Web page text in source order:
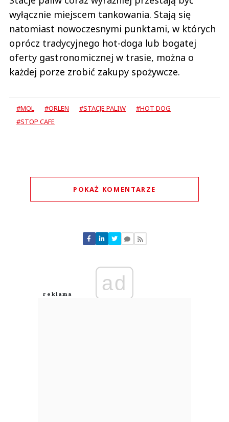
wyłącznie miejscem tankowania. Stają się
natomiast nowoczesnymi punktami, w których
oprócz tradycyjnego hot-doga lub bogatej
oferty gastronomicznej w trasie, można o
każdej porze zrobić zakupy spożywcze.
#MOL #ORLEN #STACJE PALIW
#HOT DOG
#STOP CAFE
POKAŻ KOMENTARZE
Nie znaleziono komentarzy
Zostaw swoje komentarze
Anuluj
ad